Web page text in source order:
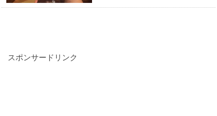
スポンサードリンク